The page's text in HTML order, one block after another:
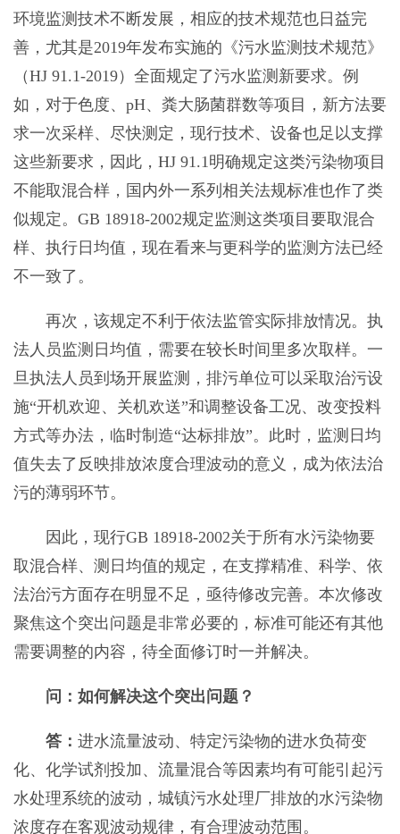
环境监测技术不断发展，相应的技术规范也日益完
善，尤其是2019年发布实施的《污水监测技术规范》
（HJ 91.1-2019）全面规定了污水监测新要求。例
如，对于色度、pH、粪大肠菌群数等项目，新方法要
求一次采样、尽快测定，现行技术、设备也足以支撑
这些新要求，因此，HJ 91.1明确规定这类污染物项目
不能取混合样，国内外一系列相关法规标准也作了类
似规定。GB 18918-2002规定监测这类项目要取混合
样、执行日均值，现在看来与更科学的监测方法已经
不一致了。
再次，该规定不利于依法监管实际排放情况。执
法人员监测日均值，需要在较长时间里多次取样。一
旦执法人员到场开展监测，排污单位可以采取治污设
施“开机欢迎、关机欢送”和调整设备工况、改变投料
方式等办法，临时制造“达标排放”。此时，监测日均
值失去了反映排放浓度合理波动的意义，成为依法治
污的薄弱环节。
因此，现行GB 18918-2002关于所有水污染物要
取混合样、测日均值的规定，在支撑精准、科学、依
法治污方面存在明显不足，亟待修改完善。本次修改
聚焦这个突出问题是非常必要的，标准可能还有其他
需要调整的内容，待全面修订时一并解决。
问：如何解决这个突出问题？
答： 进水流量波动、特定污染物的进水负荷变
化、化学试剂投加、流量混合等因素均有可能引起污
水处理系统的波动，城镇污水处理厂排放的水污染物
浓度存在客观波动规律，有合理波动范围。